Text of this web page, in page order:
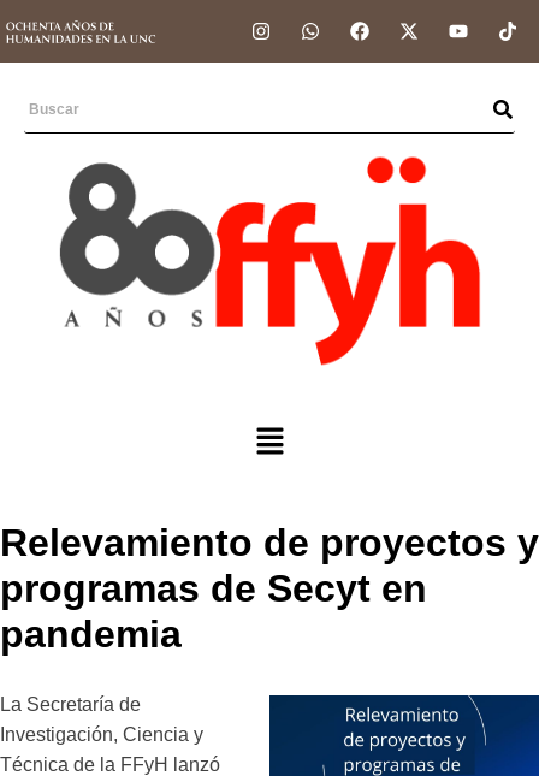
Relevamiento de proyectos y
programas de Secyt en
pandemia
La Secretaría de
Investigación, Ciencia y
Técnica de la FFyH lanzó